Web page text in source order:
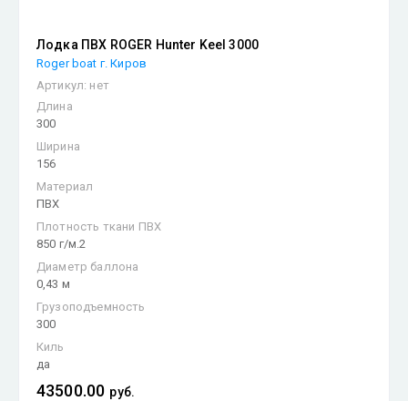
Лодка ПВХ ROGER Hunter Keel 3000
Roger boat г. Киров
Артикул: нет
Длина
300
Ширина
156
Материал
ПВХ
Плотность ткани ПВХ
850 г/м.2
Диаметр баллона
0,43 м
Грузоподъемность
300
Киль
да
43500.00 руб.